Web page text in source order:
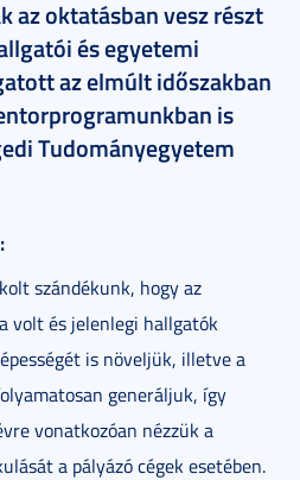
az oktatásban vesz részt
és egyetemi
az elmúlt időszakban
is
Tudományegyetem
szándékunk, hogy az
volt és jelenlegi hallgatók
is növeljük, illetve a
generáljuk, így
vonatkozóan nézzük a
a pályázó cégek esetében.